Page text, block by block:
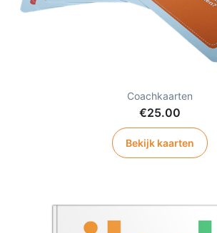
Coachkaarten
€25.00
Bekijk kaarten